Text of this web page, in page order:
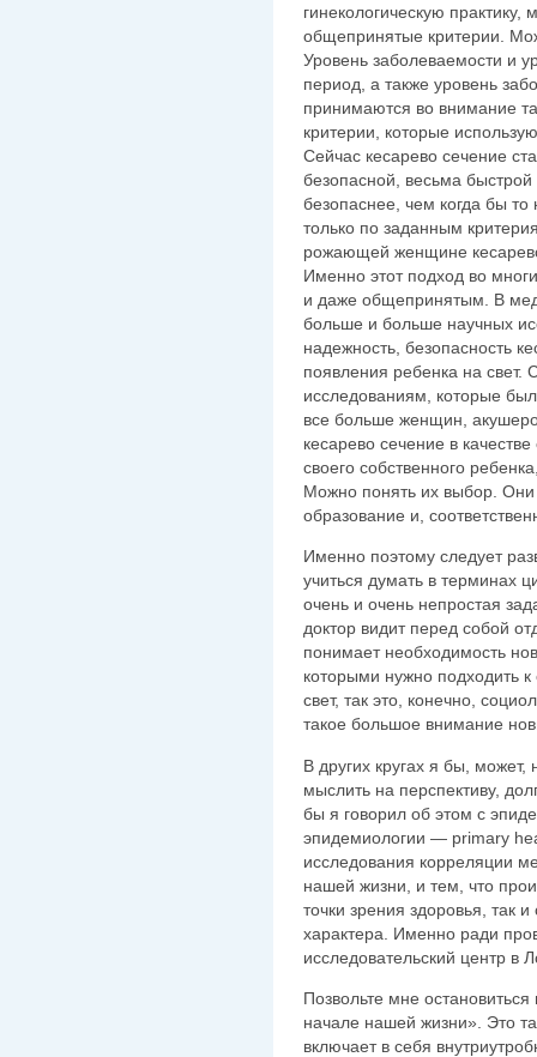
гинекологическую
общепринятые критерии.
Уровень заболеваемости и
период, а также уровень
принимаются во внимание
критерии, которые
Сейчас кесарево сечение
безопасной, весьма
безопаснее, чем когда бы
только по заданным
рожающей женщине
Именно этот подход во
и даже общепринятым. В
больше и больше научных
надежность, безопасность
появления ребенка на свет.
исследованиям, которые
все больше женщин,
кесарево сечение в
своего собственного
Можно понять их выбор. Они
образование и,
Именно поэтому следует
учиться думать в терминах
очень и очень непростая
доктор видит перед собой
понимает необходимость
которыми нужно подходить
свет, так это, конечно,
такое большое внимание
В других кругах я бы,
мыслить на перспективу,
бы я говорил об этом с
эпидемиологии — primary
исследования корреляции
нашей жизни, и тем, что
точки зрения здоровья, так
характера. Именно ради
исследовательский центр в
Позвольте мне
начале нашей жизни». Это
включает в себя